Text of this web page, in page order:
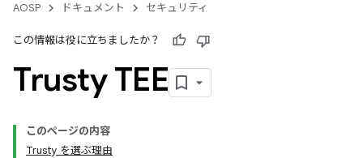
AOSP ドキュメント セキュリティ
この情報は役に立ちましたか？
Trusty TEE
このページの内容
Trusty を選ぶ理由